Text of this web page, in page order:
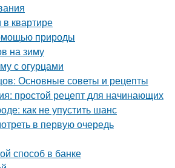
квартире
природы
на зиму
с огурцами
Основные советы и рецепты
простой рецепт для начинающих
как не упустить шанс
в первую очередь
способ в банке